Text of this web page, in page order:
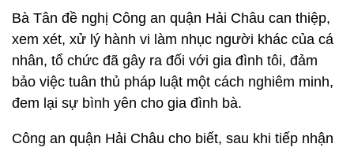
Bà Tân đề nghị Công an quận Hải Châu can thiệp,
xem xét, xử lý hành vi làm nhục người khác của cá
nhân, tổ chức đã gây ra đối với gia đình tôi, đảm
bảo việc tuân thủ pháp luật một cách nghiêm minh,
đem lại sự bình yên cho gia đình bà.
Công an quận Hải Châu cho biết, sau khi tiếp nhận